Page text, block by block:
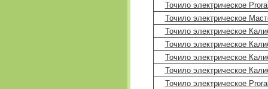
Точило электрическое
Точило электрическое
Точило электрическое
Точило электрическое
Точило электрическое
Точило электрическое
Точило электрическое